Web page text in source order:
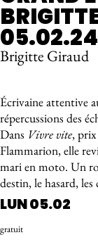
05.02.24
Brigitte Giraud
À propos
Écrivaine attentive
répercussions des
Dans Vivre vite,
Flammarion, elle
mari en moto. Un
destin, le hasard, les
LUN 05.02
gratuit